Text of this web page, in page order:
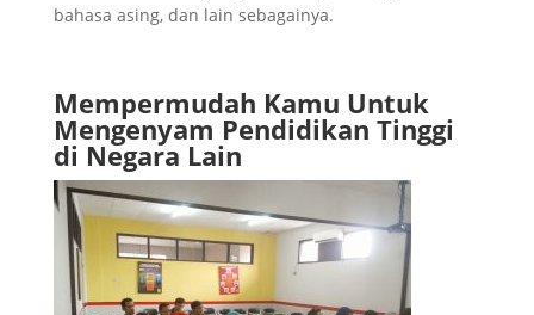
bahasa asing, dan lain sebagainya.
Mempermudah Kamu Untuk
Mengenyam Pendidikan Tinggi
di Negara Lain